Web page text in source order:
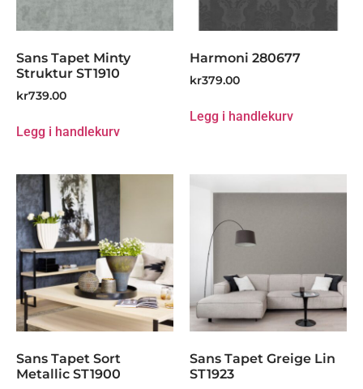
Sans Tapet Minty
Struktur ST1910
kr739.00
Legg i handlekurv
Harmoni 280677
kr379.00
Legg i handlekurv
Sans Tapet Sort
Metallic ST1900
Sans Tapet Greige Lin
ST1923